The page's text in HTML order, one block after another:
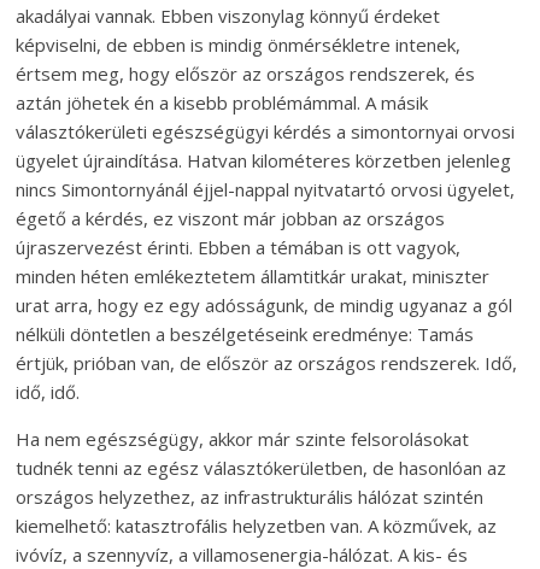
akadályai vannak. Ebben viszonylag könnyű érdeket
képviselni, de ebben is mindig önmérsékletre intenek,
értsem meg, hogy először az országos rendszerek, és
aztán jöhetek én a kisebb problémámmal. A másik
választókerületi egészségügyi kérdés a simontornyai orvosi
ügyelet újraindítása. Hatvan kilométeres körzetben jelenleg
nincs Simontornyánál éjjel-nappal nyitvatartó orvosi ügyelet,
égető a kérdés, ez viszont már jobban az országos
újraszervezést érinti. Ebben a témában is ott vagyok,
minden héten emlékeztetem államtitkár urakat, miniszter
urat arra, hogy ez egy adósságunk, de mindig ugyanaz a gól
nélküli döntetlen a beszélgetéseink eredménye: Tamás
értjük, prióban van, de először az országos rendszerek. Idő,
idő, idő.
Ha nem egészségügy, akkor már szinte felsorolásokat
tudnék tenni az egész választókerületben, de hasonlóan az
országos helyzethez, az infrastrukturális hálózat szintén
kiemelhető: katasztrofális helyzetben van. A közművek, az
ivóvíz, a szennyvíz, a villamosenergia-hálózat. A kis- és